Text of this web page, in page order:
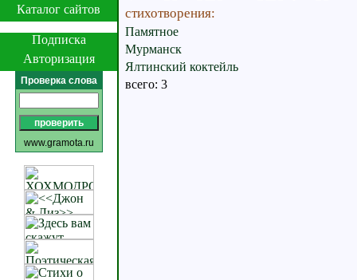
Каталог сайтов
Подписка
Авторизация
Проверка слова
www.gramota.ru
стихотворения:
Памятное
Мурманск
Ялтинский коктейль
всего: 3